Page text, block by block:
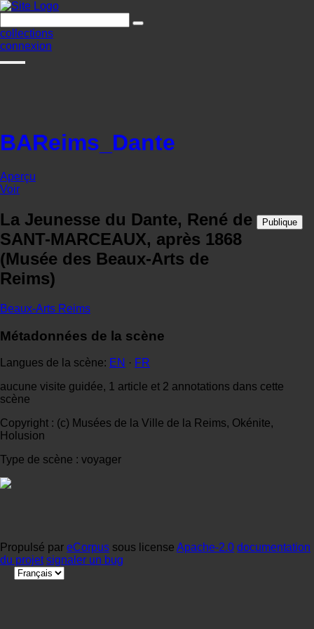
collections
connexion
BAReims_Dante
Aperçu
Voir
La Jeunesse du Dante, René de
SANT-MARCEAUX, après 1868
(Musée des Beaux-Arts de
Reims)
Publique
Beaux-Arts Reims
Métadonnées de la scène
Langues de la scène: EN · FR
aucune visite guidée, 1 article et 2 annotations dans cette
scène
Copyright : (c) Musées de la Ville de la Reims, Okénite,
Holusion
Type de scène : voyager
Propulsé par eCorpus sous license Apache-2.0 documentation
du projet signaler un bug